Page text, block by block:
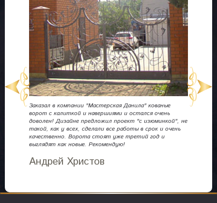
Заказал в компании "Мастерская Данила" кованые
ворот с калиткой и навершиями и остался очень
доволен! Дизайне предложил проект "с изюминкой", не
такой, как у всех, сделали все работы в срок и очень
качественно. Ворота стоят уже третий год и
выглядят как новые. Рекомендую!
Андрей Христов